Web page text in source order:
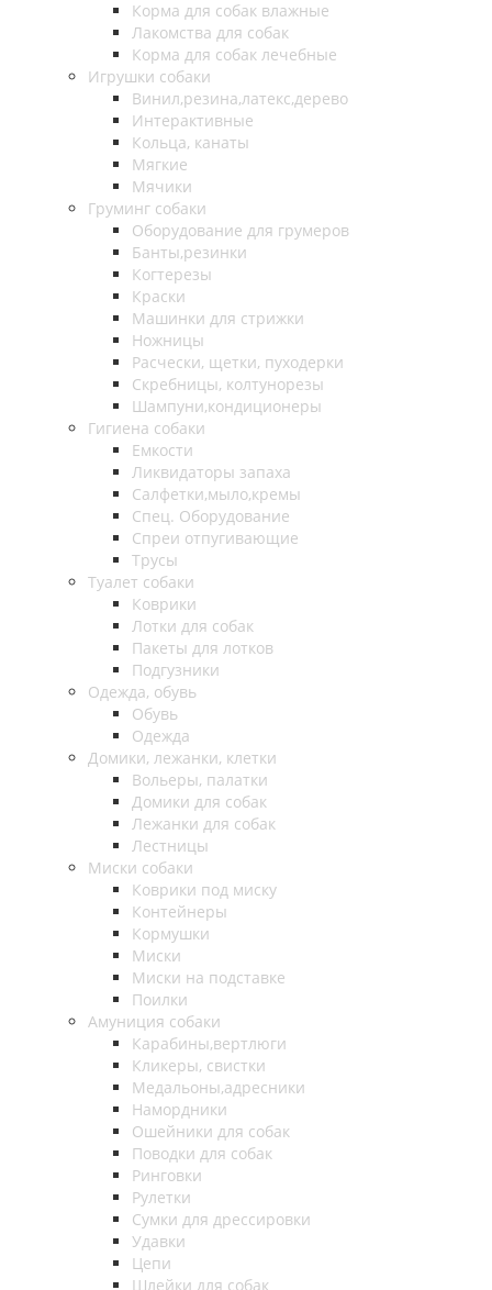
Корма для собак влажные
Лакомства для собак
Корма для собак лечебные
Игрушки собаки
Винил,резина,латекс,дерево
Интерактивные
Кольца, канаты
Мягкие
Мячики
Груминг собаки
Оборудование для грумеров
Банты,резинки
Когтерезы
Краски
Машинки для стрижки
Ножницы
Расчески, щетки, пуходерки
Скребницы, колтунорезы
Шампуни,кондиционеры
Гигиена собаки
Емкости
Ликвидаторы запаха
Салфетки,мыло,кремы
Спец. Оборудование
Спреи отпугивающие
Трусы
Туалет собаки
Коврики
Лотки для собак
Пакеты для лотков
Подгузники
Одежда, обувь
Обувь
Одежда
Домики, лежанки, клетки
Вольеры, палатки
Домики для собак
Лежанки для собак
Лестницы
Миски собаки
Коврики под миску
Контейнеры
Кормушки
Миски
Миски на подставке
Поилки
Амуниция собаки
Карабины,вертлюги
Кликеры, свистки
Медальоны,адресники
Намордники
Ошейники для собак
Поводки для собак
Ринговки
Рулетки
Сумки для дрессировки
Удавки
Цепи
Шлейки для собак